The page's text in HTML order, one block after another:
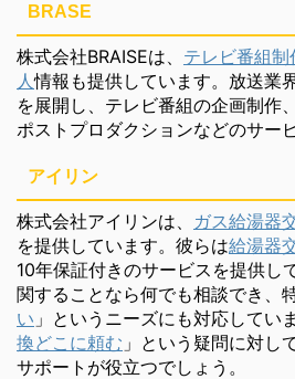
BRASE
株式会社BRAISEは、 テレビ番組制
人情報も提供しています。放送業
を展開し、テレビ番組の企画制作
ポストプロダクションなどのサー
アイリン
株式会社アイリンは、 ガス給湯器
を提供しています。彼らは給湯器
10年保証付きのサービスを提供し
関することなら何でも相談でき、
い 」というニーズにも対応してい
換どこに頼む 」という疑問に対し
サポートが役立つでしょう。